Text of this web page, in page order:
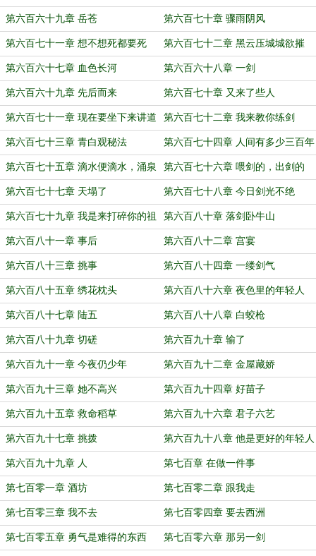
第六百六十九章 岳苍 第六百七十章 骤雨阴风
第六百七十一章 想不想死都要死 第六百七十二章 黑云压城城欲摧
第六百六十七章 血色长河 第六百六十八章 一剑
第六百六十九章 先后而来 第六百七十章 又来了些人
第六百七十一章 现在要坐下来讲道
理
第六百七十二章 我来教你练剑
第六百七十三章 青白观秘法 第六百七十四章 人间有多少三百年
第六百七十五章 滴水便滴水，涌泉
要换涌泉
第六百七十六章 喂剑的，出剑的
第六百七十七章 天塌了 第六百七十八章 今日剑光不绝
第六百七十九章 我是来打碎你的祖
师大殿的
第六百八十章 落剑卧牛山
第六百八十一章 事后 第六百八十二章 宫宴
第六百八十三章 挑事 第六百八十四章 一缕剑气
第六百八十五章 绣花枕头 第六百八十六章 夜色里的年轻人
第六百八十七章 陆五 第六百八十八章 白蛟枪
第六百八十九章 切磋 第六百九十章 输了
第六百九十一章 今夜仍少年 第六百九十二章 金屋藏娇
第六百九十三章 她不高兴 第六百九十四章 好苗子
第六百九十五章 救命稻草 第六百九十六章 君子六艺
第六百九十七章 挑拨 第六百九十八章 他是更好的年轻人
第六百九十九章 人 第七百章 在做一件事
第七百零一章 酒坊 第七百零二章 跟我走
第七百零三章 我不去 第七百零四章 要去西洲
第七百零五章 勇气是难得的东西 第七百零六章 那另一剑